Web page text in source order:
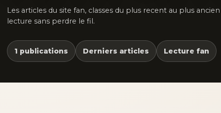
Les articles du site fan, classes du plus recent au plus
lecture sans perdre le fil.
1 publications Derniers articles Lecture fan